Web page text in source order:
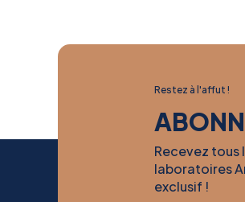
Restez à l'affut !
Recevez tous
laboratoires
exclusif !